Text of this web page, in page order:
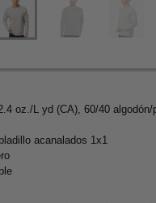
oz./L yd (CA), 60/40 algodón/
acanalados 1x1